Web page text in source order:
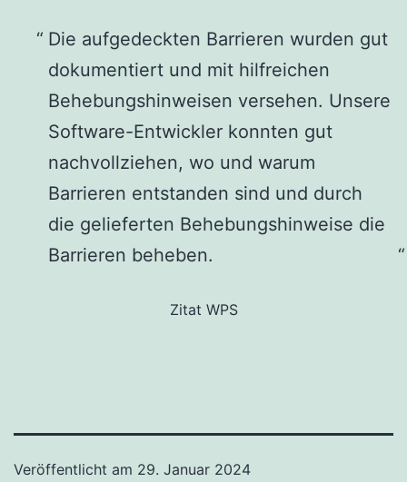
Die aufgedeckten Barrieren wurden gut
dokumentiert und mit hilfreichen
Behebungshinweisen versehen. Unsere
Software-Entwickler konnten gut
nachvollziehen, wo und warum
Barrieren entstanden sind und durch
die gelieferten Behebungshinweise die
Barrieren beheben.
Zitat WPS
Veröffentlicht am 29. Januar 2024